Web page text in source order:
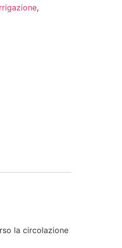
,
la circolazione